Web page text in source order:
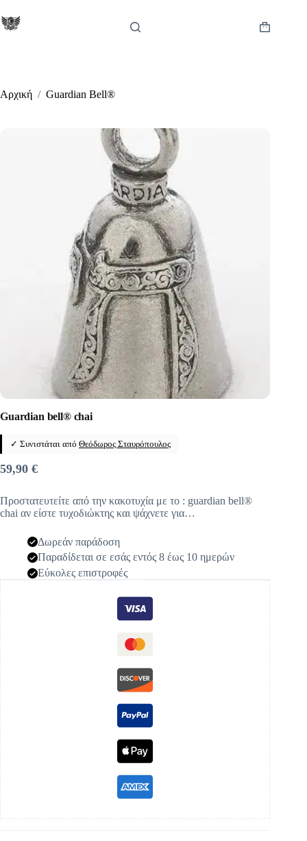
στο
περιεχόμενο
Καλάθι
Αρχική / Guardian Bell®
Guardian bell® chai
✓ Συνιστάται από Θεόδωρος Σταυρόπουλος
59,90 €
Προστατευτείτε από την κακοτυχία με το : guardian bell®
chai αν είστε τυχοδιώκτης και ψάχνετε για…
Δωρεάν παράδοση
Παραδίδεται σε εσάς εντός 8 έως 10 ημερών
Εύκολες επιστροφές